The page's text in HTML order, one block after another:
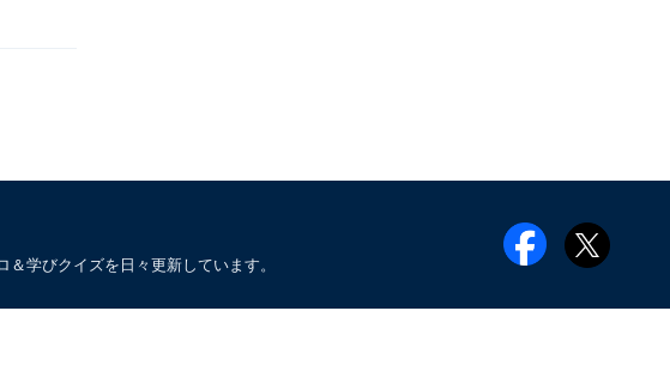
学びクイズを日々更新しています。